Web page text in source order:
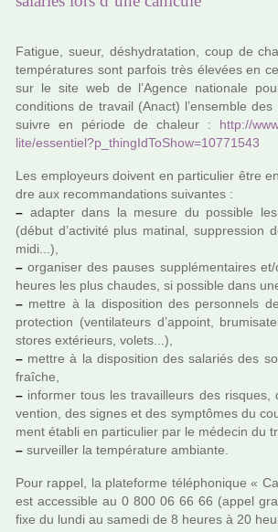
Fatigue, sueur, déshy­dra­ta­tion, coup de
tem­pé­ra­tu­res sont par­fois très élevées en
sur le site web de l’Agence natio­nale
condi­tions de tra­vail (Anact) l’ensem­ble
suivre en période de cha­leur : http://
lite/essen­tiel?p_thin­gId­To­Show=10771543
Les employeurs doi­vent en par­ti­cu­lier être
dre aux recom­man­da­tions sui­van­tes :
– adap­ter dans la mesure du pos­si­ble
(début d’acti­vité plus mati­nal, sup­pres­sion
midi...),
– orga­ni­ser des pauses sup­plé­men­tai­res
heures les plus chau­des, si pos­si­ble dans
– mettre à la dis­po­si­tion des per­son­nels
pro­tec­tion (ven­ti­la­teurs d’appoint,
stores exté­rieurs, volets...),
– mettre à la dis­po­si­tion des sala­riés des
fraî­che,
– infor­mer tous les tra­vailleurs des
ven­tion, des signes et des symp­tô­mes du
ment établi en par­ti­cu­lier par le méde­cin du
– sur­veiller la tem­pé­ra­ture ambiante.
Pour rappel, la pla­te­forme télé­pho­ni­que «
est acces­si­ble au 0 800 06 66 66 (appel
fixe du lundi au samedi de 8 heures à 20